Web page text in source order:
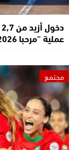
عملية “مرحبا 2026”
مجتمع